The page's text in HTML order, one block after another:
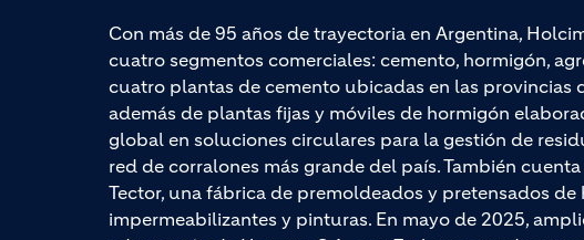
Con más de 95 años de trayectoria en Argentina,
cuatro segmentos comerciales: cemento, hormigón,
cuatro plantas de cemento ubicadas en las provincias
además de plantas fijas y móviles de hormigón
global en soluciones circulares para la gestión de
red de corralones más grande del país. También
Tector, una fábrica de premoldeados y pretensados
impermeabilizantes y pinturas. En mayo de 2025,